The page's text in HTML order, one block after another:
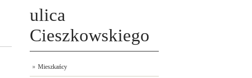
ulica
Cieszkowskiego
Mieszkańcy